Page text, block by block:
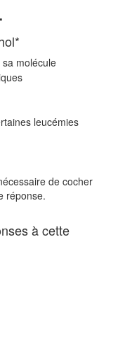
molécule
leucémies
de cocher
réponse.
à cette